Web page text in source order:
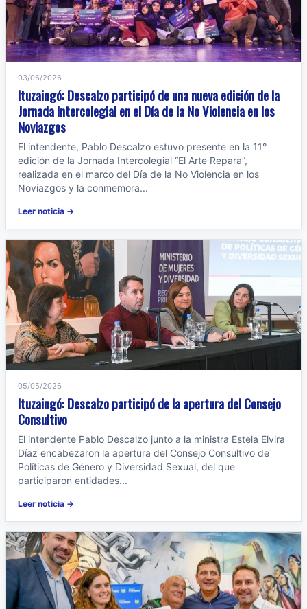
03/06/2026
Ituzaingó: Descalzo participó de una nueva edición de la
Jornada Intercolegial en el Día de la No Violencia en los
Noviazgos
El intendente, Pablo Descalzo estuvo presente en la 11°
edición de la Jornada Intercolegial “El Arte Repara”,
realizada en el marco del Día de la No Violencia en los
Noviazgos y la conmemora...
Leer noticia →
05/05/2026
Ituzaingó: Descalzo participó de la apertura del Consejo
Consultivo
El intendente Pablo Descalzo junto a la ministra Estela Elvira
Díaz encabezaron la apertura del Consejo Consultivo de
Políticas de Género y Diversidad Sexual, del que
participaron entidades...
Leer noticia →